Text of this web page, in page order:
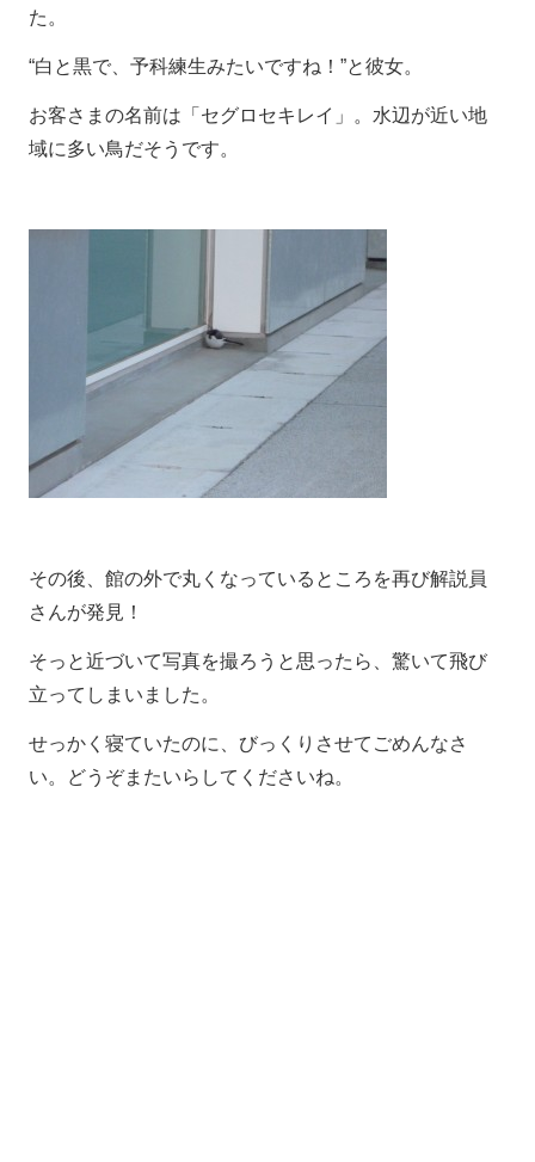
た。
“白と黒で、予科練生みたいですね！”と彼女。
お客さまの名前は「セグロセキレイ」。水辺が近い地
域に多い鳥だそうです。
その後、館の外で丸くなっているところを再び解説員
さんが発見！
そっと近づいて写真を撮ろうと思ったら、驚いて飛び
立ってしまいました。
せっかく寝ていたのに、びっくりさせてごめんなさ
い。どうぞまたいらしてくださいね。